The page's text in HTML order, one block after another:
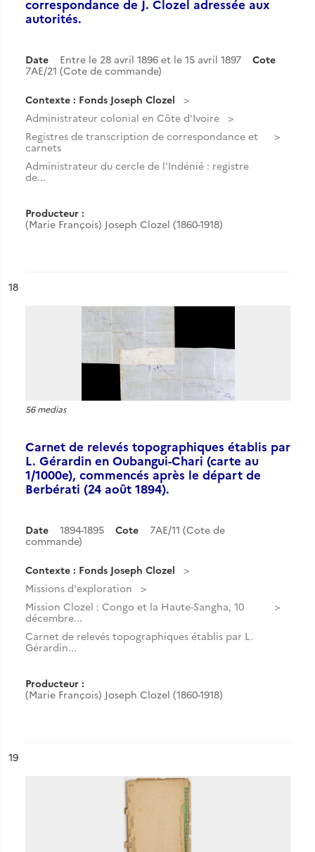
correspondance de J. Clozel adressée aux
autorités.
Date Entre le 28 avril 1896 et le 15 avril 1897
Cote
7AE/21 (Cote de commande)
Contexte : Fonds Joseph Clozel
Administrateur colonial en Côte d'Ivoire
Registres de transcription de correspondance et
carnets
Administrateur du cercle de l'Indénié : registre
de...
Producteur :
(Marie François) Joseph Clozel (1860-1918)
n°
18
56 medias
Carnet de relevés topographiques établis par
L. Gérardin en Oubangui-Chari (carte au
1/1000e), commencés après le départ de
Berbérati (24 août 1894).
Date 1894-1895 Cote
7AE/11 (Cote de
commande)
Contexte : Fonds Joseph Clozel
Missions d'exploration
Mission Clozel : Congo et la Haute-Sangha, 10
décembre...
Carnet de relevés topographiques établis par L.
Gérardin...
Producteur :
(Marie François) Joseph Clozel (1860-1918)
n°
19